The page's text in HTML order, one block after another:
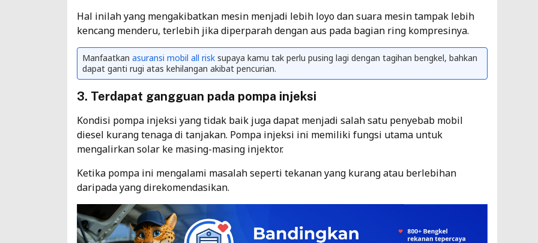
Hal inilah yang mengakibatkan mesin menjadi lebih loyo dan suara mesin tampak lebih
kencang menderu, terlebih jika diperparah dengan aus pada bagian ring kompresinya.
Manfaatkan asuransi mobil all risk supaya kamu tak perlu pusing lagi dengan tagihan bengkel, bahkan
dapat ganti rugi atas kehilangan akibat pencurian.
3. Terdapat gangguan pada pompa injeksi
Kondisi pompa injeksi yang tidak baik juga dapat menjadi salah satu penyebab mobil
diesel kurang tenaga di tanjakan. Pompa injeksi ini memiliki fungsi utama untuk
mengalirkan solar ke masing-masing injektor.
Ketika pompa ini mengalami masalah seperti tekanan yang kurang atau berlebihan
daripada yang direkomendasikan.